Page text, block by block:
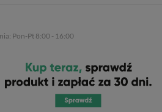
Pon-Pt 8:00 - 16:00
250
. Kopiowanie, przetwarzanie,